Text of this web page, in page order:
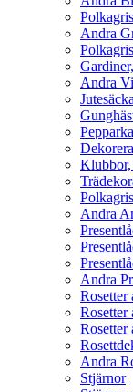
Andra
Andra
Andra
Andra
Rosetter
Rosetter
Rosetter
Andra
Stjärnor